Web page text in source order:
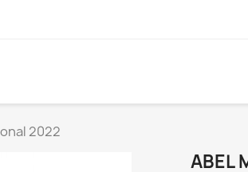
2022
ABEL